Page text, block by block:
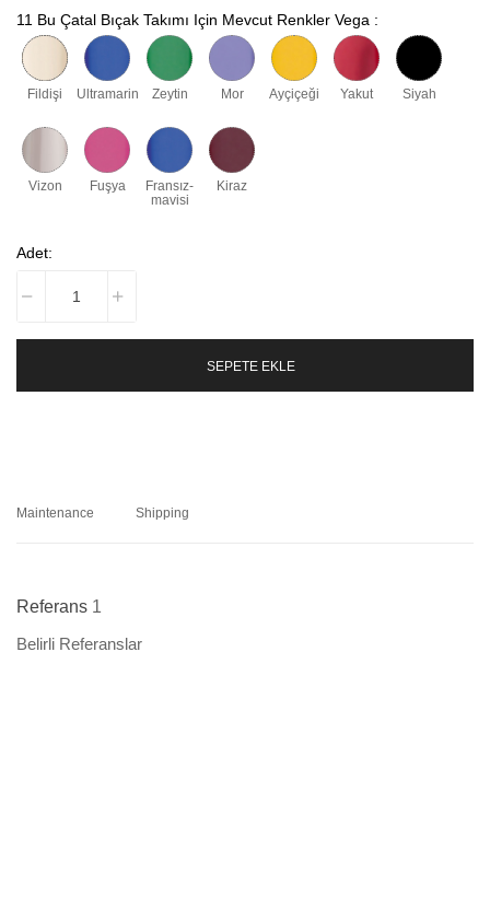
11 Bu Çatal Bıçak Takımı Için Mevcut Renkler Vega :
Fildişi Ultramarin Zeytin Mor Ayçiçeği Yakut Siyah
Vizon Fuşya
Fransız-
mavisi
Kiraz
Adet:
SEPETE EKLE
Maintenance Shipping
Referans 1
Belirli Referanslar